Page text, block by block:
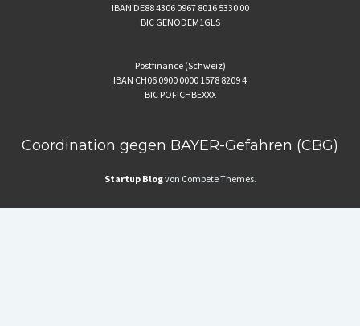
IBAN DE88 4306 0967 8016 5330 00
BIC GENODEM1GLS
Postfinance (Schweiz)
IBAN CH06 0900 0000 1578 8209 4
BIC POFICHBEXXX
Coordination gegen BAYER-Gefahren (CBG)
Startup Blogvon Compete Themes.